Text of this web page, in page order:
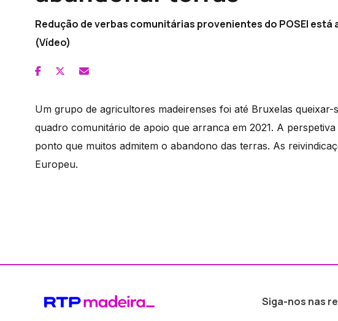
Redução de verbas comunitárias provenientes do POSEI
(Vídeo)
Um grupo de agricultores madeirenses foi até Bruxelas
quadro comunitário de apoio que arranca em 2021. A
ponto que muitos admitem o abandono das terras. As
Europeu.
Siga-nos nas